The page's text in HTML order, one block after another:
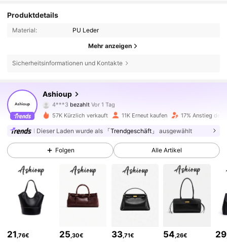
Produktdetails
Material: PU Leder
Mehr anzeigen
Sicherheitsinformationen und Kontakte
Ashioup
4,81
54K Follower
4***3 bezahlt Vor 1 Tag
4,81 54K Follower
54K Follower
4,81 54K Follower
57K Kürzlich verkauft 11K Erneut kaufen 17% Anstieg der
Dieser Laden wurde als 「Trendgeschäft」 ausgewählt
Folgen Alle Artikel
21,76€ 25,30€ 33,71€ 54,26€ 29